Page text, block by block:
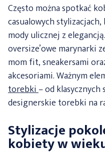
Często można spotkać
casualowych
mody ulicznej z
oversize’owe marynarki
mom fit, sneakersami
akcesoriami. Ważnym
torebki– od klasycznych
designerskie torebki na
Stylizacje
kobiety w